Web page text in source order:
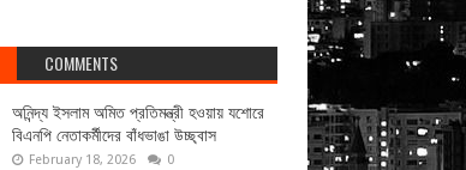
COMMENTS
অনিন্দ্য ইসলাম অমিত প্রতিমন্ত্রী হওয়ায় যশোরে
বিএনপি নেতাকর্মীদের বাঁধভাঙা উচ্ছ্বাস
February 18, 2026 0